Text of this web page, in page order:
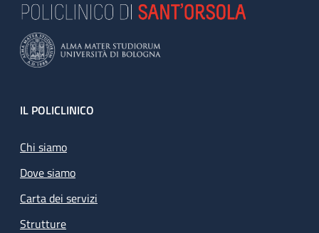
Footer
IL POLICLINICO
Chi siamo
Dove siamo
Carta dei servizi
Strutture